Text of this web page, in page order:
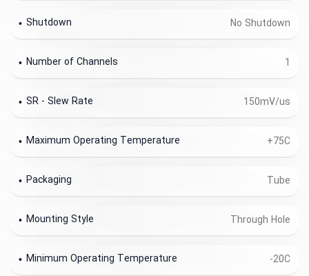
No Shutdown
Shutdown
1
Number of Channels
150mV/us
SR - Slew Rate
+75C
Maximum Operating Temperature
Tube
Packaging
Through Hole
Mounting Style
-20C
Minimum Operating Temperature